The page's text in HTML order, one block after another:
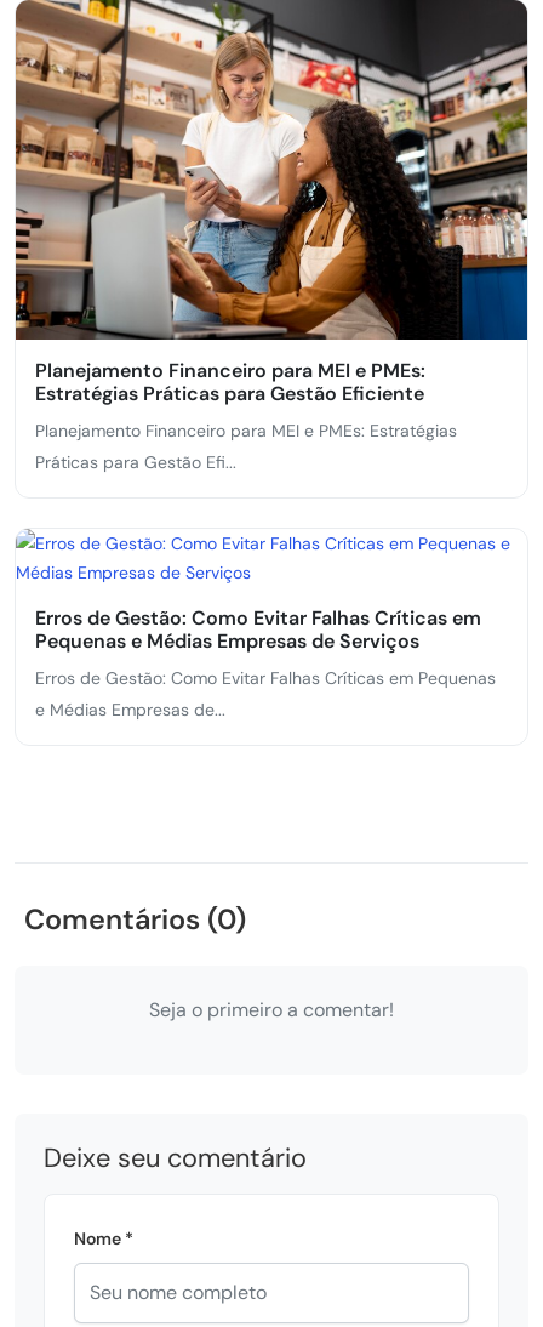
Planejamento Financeiro para MEI e PMEs:
Estratégias Práticas para Gestão Eficiente
Planejamento Financeiro para MEI e PMEs: Estratégias
Práticas para Gestão Efi...
Erros de Gestão: Como Evitar Falhas Críticas em
Pequenas e Médias Empresas de Serviços
Erros de Gestão: Como Evitar Falhas Críticas em Pequenas
e Médias Empresas de...
Comentários (0)
Seja o primeiro a comentar!
Deixe seu comentário
Nome *